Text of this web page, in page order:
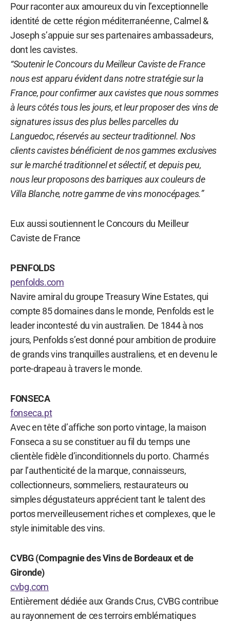
Pour raconter aux amoureux du vin l’exceptionnelle
identité de cette région méditerranéenne, Calmel &
Joseph s’appuie sur ses partenaires ambassadeurs,
dont les cavistes.
“Soutenir le Concours du Meilleur Caviste de France
nous est apparu évident dans notre stratégie sur la
France, pour confirmer aux cavistes que nous sommes
à leurs côtés tous les jours, et leur proposer des vins de
signatures issus des plus belles parcelles du
Languedoc, réservés au secteur traditionnel. Nos
clients cavistes bénéficient de nos gammes exclusives
sur le marché traditionnel et sélectif, et depuis peu,
nous leur proposons des barriques aux couleurs de
Villa Blanche, notre gamme de vins monocépages.”
Eux aussi soutiennent le Concours du Meilleur
Caviste de France
PENFOLDS
penfolds.com
Navire amiral du groupe Treasury Wine Estates, qui
compte 85 domaines dans le monde, Penfolds est le
leader incontesté du vin australien. De 1844 à nos
jours, Penfolds s’est donné pour ambition de produire
de grands vins tranquilles australiens, et en devenu le
porte-drapeau à travers le monde.
FONSECA
fonseca.pt
Avec en tête d’affiche son porto vintage, la maison
Fonseca a su se constituer au fil du temps une
clientèle fidèle d’inconditionnels du porto. Charmés
par l’authenticité de la marque, connaisseurs,
collectionneurs, sommeliers, restaurateurs ou
simples dégustateurs apprécient tant le talent des
portos merveilleusement riches et complexes, que le
style inimitable des vins.
CVBG (Compagnie des Vins de Bordeaux et de
Gironde)
cvbg.com
Entièrement dédiée aux Grands Crus, CVBG contribue
au rayonnement de ces terroirs emblématiques